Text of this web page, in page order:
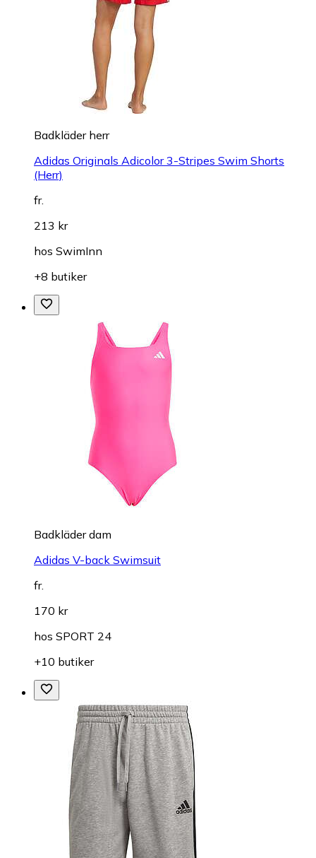
Badkläder herr
Adidas Originals Adicolor 3-Stripes Swim Shorts
(Herr)
fr.
213 kr
hos SwimInn
+8 butiker
Badkläder dam
Adidas V-back Swimsuit
fr.
170 kr
hos SPORT 24
+10 butiker